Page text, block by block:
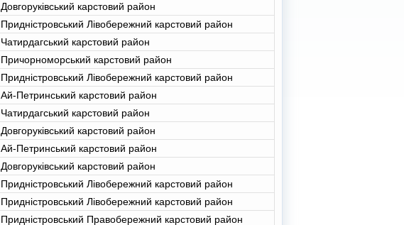
Довгоруківський карстовий район
Придністровський Лівобережний карстовий район
Чатирдагський карстовий район
Причорноморський карстовий район
Придністровський Лівобережний карстовий район
Ай-Петринський карстовий район
Чатирдагський карстовий район
Довгоруківський карстовий район
Ай-Петринський карстовий район
Довгоруківський карстовий район
Придністровський Лівобережний карстовий район
Придністровський Лівобережний карстовий район
Придністровський Правобережний карстовий район